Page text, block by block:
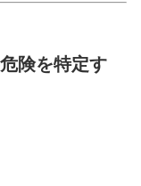
険を特定す